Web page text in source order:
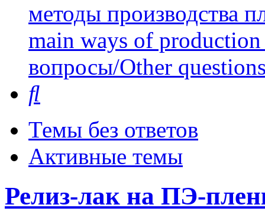
методы производства
main ways of
вопросы/Other
Темы без ответов
Активные темы
Релиз-лак на ПЭ-